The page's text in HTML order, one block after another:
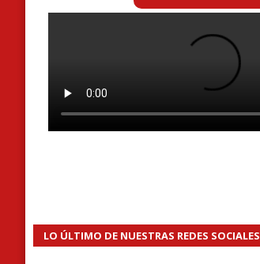
LO ÚLTIMO DE NUESTRAS REDES SOCIALES